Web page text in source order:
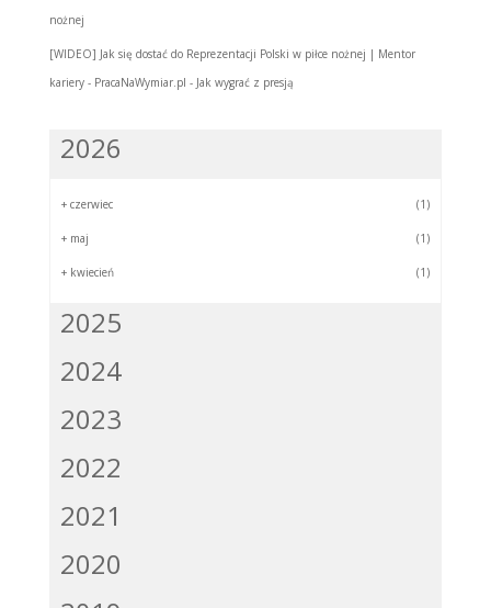
nożnej
[WIDEO] Jak się dostać do Reprezentacji Polski w piłce nożnej | Mentor
kariery - PracaNaWymiar.pl - Jak wygrać z presją
2026
+ czerwiec (1)
+ maj (1)
+ kwiecień (1)
2025
2024
2023
2022
2021
2020